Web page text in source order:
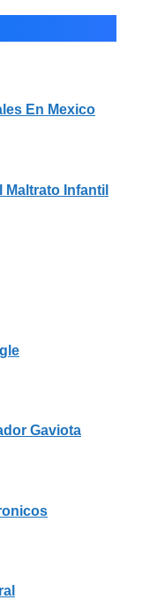
En Mexico
Infantil
Gaviota